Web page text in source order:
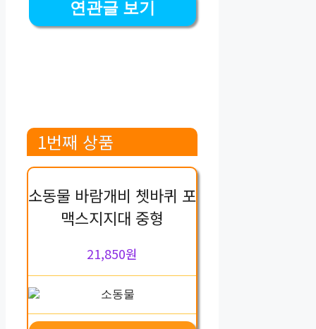
연관글 보기
1번째 상품
소동물 바람개비 쳇바퀴 포
맥스지지대 중형
21,850원